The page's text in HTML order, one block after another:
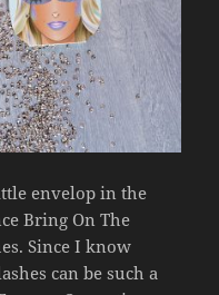
envelop in the
Bring On The
Since I know
can be such a